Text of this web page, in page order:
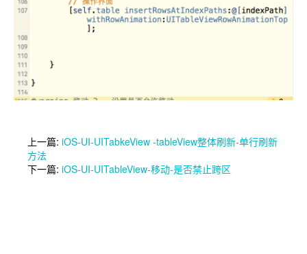
上一篇: iOS-UI-UITabkeView -tableView整体刷新-单行刷新
方法
下一篇: iOS-UI-UITableView-移动-是否禁止跨区